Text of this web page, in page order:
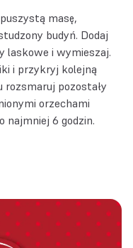
masę,
budyń. Dodaj
laskowe i wymieszaj.
i przykryj kolejną
pozostały
orzechami
najmniej 6 godzin.